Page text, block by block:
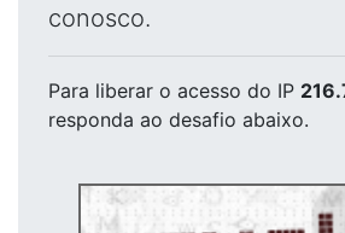
conosco.
Para liberar o acesso do IP
responda ao desafio abaixo.